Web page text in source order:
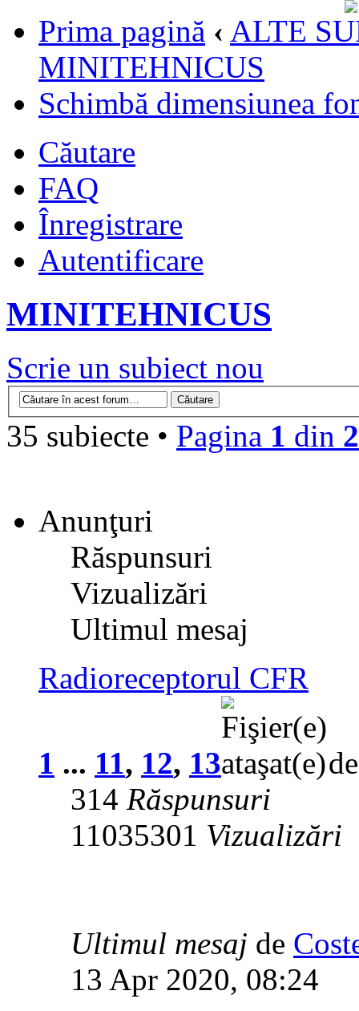
Prima pagină ‹ ALTE
MINITEHNICUS
Schimbă dimensiunea
Căutare
FAQ
Înregistrare
Autentificare
MINITEHNICUS
Scrie un subiect nou
35 subiecte • Pagina 1 din 2
Anunţuri
Răspunsuri
Vizualizări
Ultimul mesaj
Radioreceptorul CFR
1 ... 11, 12, 13
314 Răspunsuri
11035301 Vizualizări
Ultimul mesaj de
13 Apr 2020, 08:24